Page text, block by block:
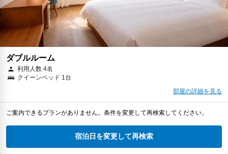
ダブルルーム
利用人数 4名
クイーンベッド 1台
部屋の詳細を見る
ご案内できるプランがありません。条件を変更して再検索してください。
宿泊日を変更して再検索